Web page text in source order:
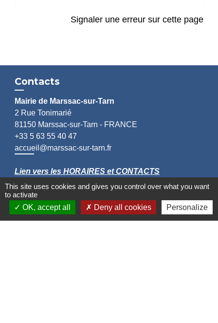
Signaler une erreur sur cette page
Contacts
Mairie de Marssac-sur-Tarn
2 Rue Tonimarié
81150 Marssac-sur-Tarn - FRANCE
+33 5 63 55 40 47
accueil@marssac-sur-tarn.fr
Lien vers les HORAIRES et CONTACTS
de chaque service
This site uses cookies and gives you control over what you want
to activate
OK, accept all
Deny all cookies Personalize